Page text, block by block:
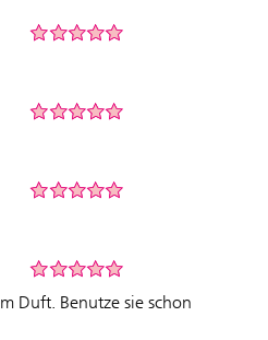
Duft. Benutze sie schon